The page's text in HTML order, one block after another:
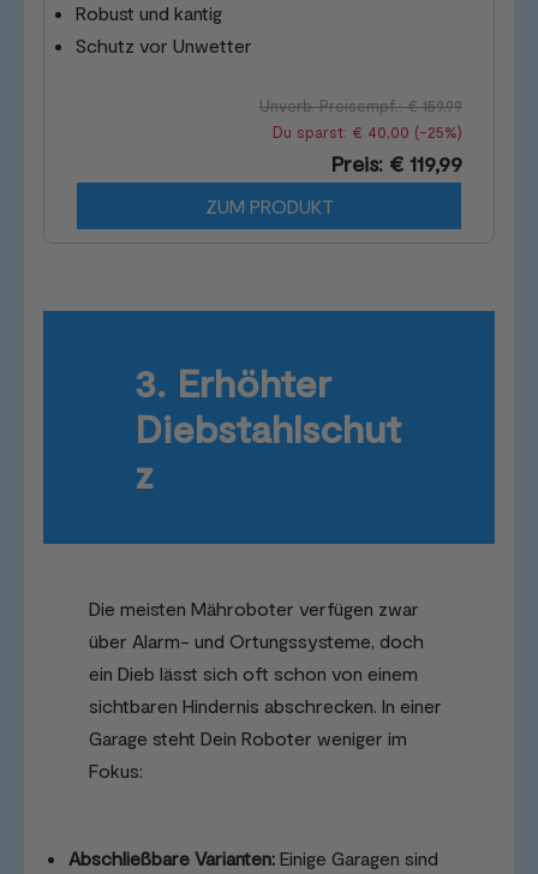
Robust und kantig
Schutz vor Unwetter
Unverb. Preisempf.: € 159,99
Du sparst: € 40,00 (-25%)
Preis: € 119,99
ZUM PRODUKT
3. Erhöhter
Diebstahlschut
z
Die meisten Mähroboter verfügen zwar
über Alarm- und Ortungssysteme, doch
ein Dieb lässt sich oft schon von einem
sichtbaren Hindernis abschrecken. In einer
Garage steht Dein Roboter weniger im
Fokus:
Abschließbare Varianten: Einige Garagen sind